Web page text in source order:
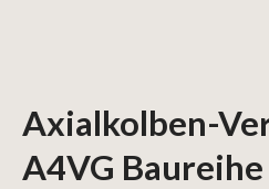
Axialkolben-
A4VG Baureihe